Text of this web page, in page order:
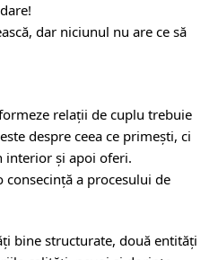
dar niciunul nu are ce să
relații de cuplu trebuie
despre ceea ce primești, ci
interior și apoi oferi.
consecință a procesului de
bine structurate, două entități